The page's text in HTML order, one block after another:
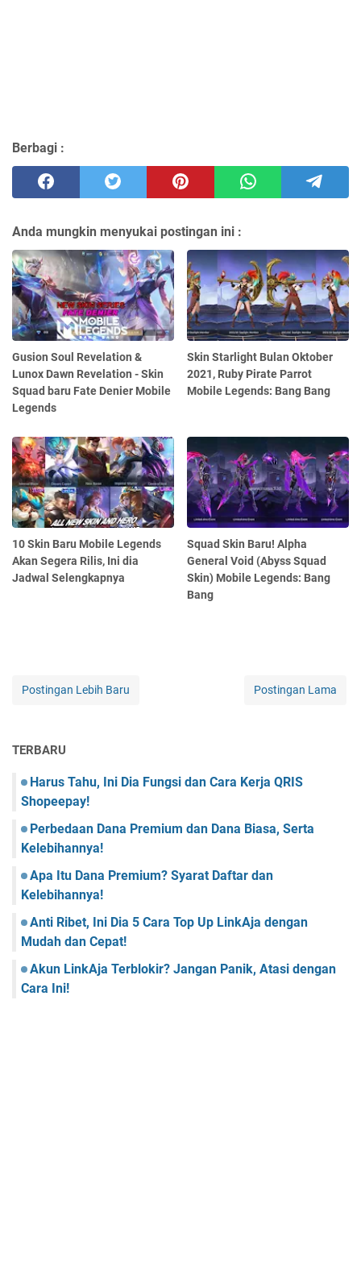
Berbagi :
Anda mungkin menyukai postingan ini :
Gusion Soul Revelation &
Lunox Dawn Revelation - Skin
Squad baru Fate Denier Mobile
Legends
Skin Starlight Bulan Oktober
2021, Ruby Pirate Parrot
Mobile Legends: Bang Bang
10 Skin Baru Mobile Legends
Akan Segera Rilis, Ini dia
Jadwal Selengkapnya
Squad Skin Baru! Alpha
General Void (Abyss Squad
Skin) Mobile Legends: Bang
Bang
Postingan Lebih Baru Postingan Lama
TERBARU
Harus Tahu, Ini Dia Fungsi dan Cara Kerja QRIS
Shopeepay!
Perbedaan Dana Premium dan Dana Biasa, Serta
Kelebihannya!
Apa Itu Dana Premium? Syarat Daftar dan
Kelebihannya!
Anti Ribet, Ini Dia 5 Cara Top Up LinkAja dengan
Mudah dan Cepat!
Akun LinkAja Terblokir? Jangan Panik, Atasi dengan
Cara Ini!